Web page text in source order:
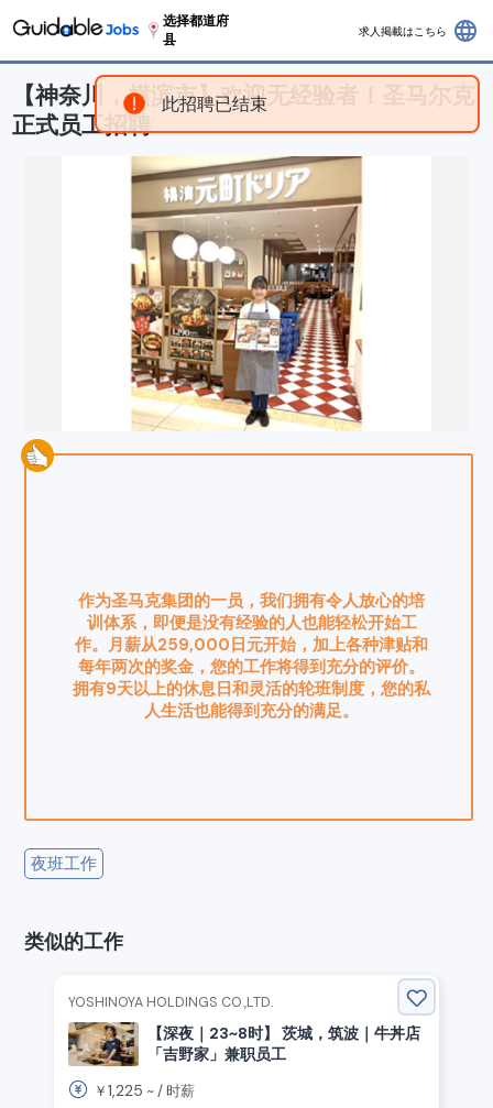
此招聘已结束
选择都道府
县
求人掲載はこちら language
【神奈川，横滨市】欢迎无经验者！圣马尔克
正式员工招聘
作为圣马克集团的一员，我们拥有令人放心的培
训体系，即便是没有经验的人也能轻松开始工
作。月薪从259,000日元开始，加上各种津贴和
每年两次的奖金，您的工作将得到充分的评价。
拥有9天以上的休息日和灵活的轮班制度，您的私
人生活也能得到充分的满足。
夜班工作
类似的工作
YOSHINOYA HOLDINGS CO.,LTD.
【深夜｜23~8时】 茨城，筑波｜牛丼店
「吉野家」兼职员工
￥1,225 ~ /时薪